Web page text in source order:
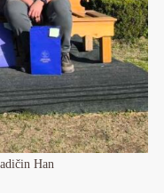
Han